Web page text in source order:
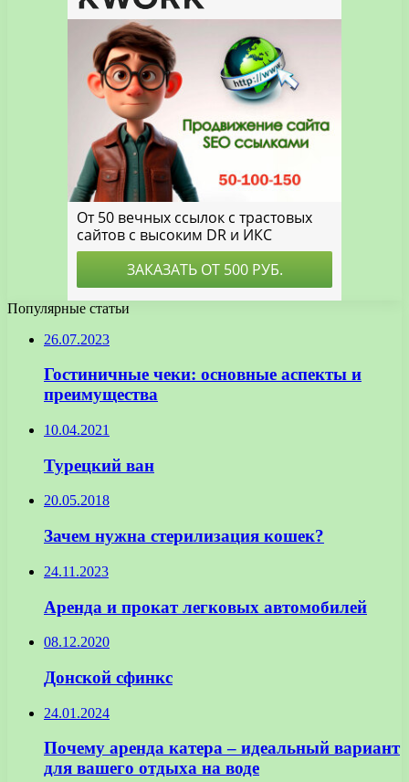
Популярные статьи
26.07.2023
Гостиничные чеки: основные аспекты и
преимущества
10.04.2021
Турецкий ван
20.05.2018
Зачем нужна стерилизация кошек?
24.11.2023
Аренда и прокат легковых автомобилей
08.12.2020
Донской сфинкс
24.01.2024
Почему аренда катера – идеальный вариант
для вашего отдыха на воде